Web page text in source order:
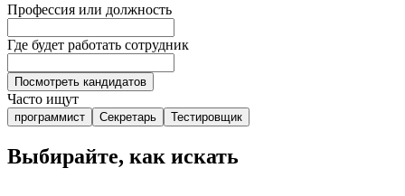
Профессия или должность
Где будет работать сотрудник
Посмотреть кандидатов
Часто ищут
программист Секретарь Тестировщик
Выбирайте, как искать